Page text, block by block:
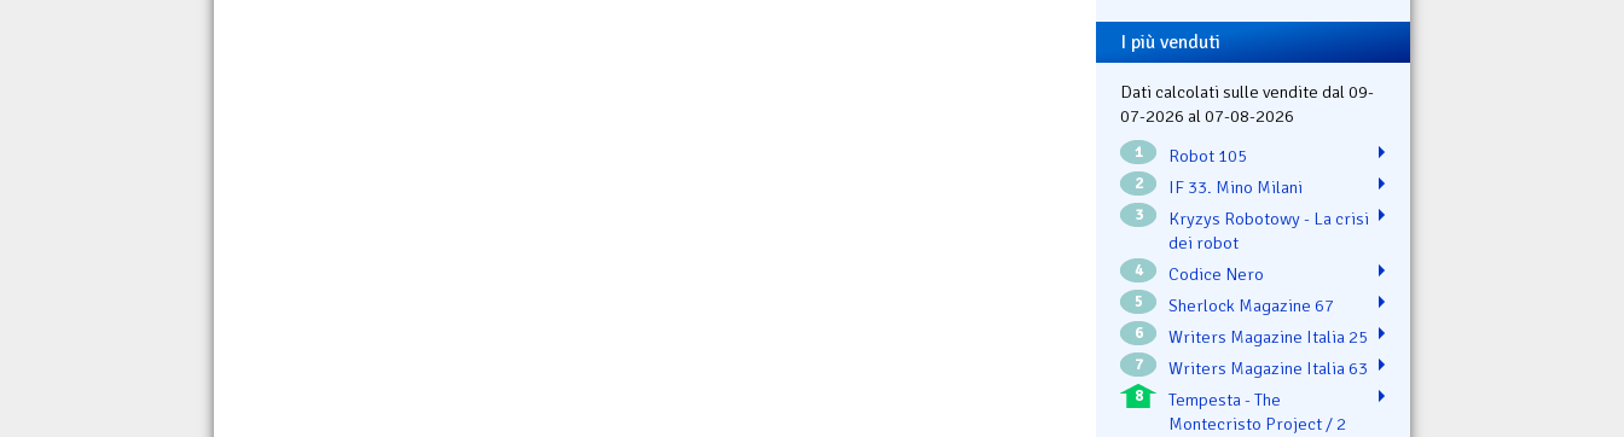
I più venduti
Dati calcolati sulle vendite dal 09-
07-2026 al 07-08-2026
1 Robot 105
2 IF 33. Mino Milani
3
Kryzys Robotowy - La crisi
dei robot
4 Codice Nero
5 Sherlock Magazine 67
6 Writers Magazine Italia 25
7 Writers Magazine Italia 63
8
Tempesta - The
Montecristo Project / 2